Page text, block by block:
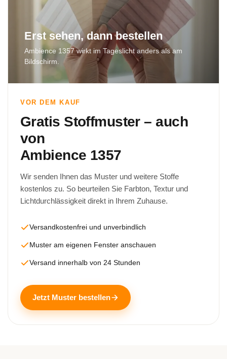
Erst sehen, dann bestellen
Ambience 1357 wirkt im Tageslicht anders als am
Bildschirm.
VOR DEM KAUF
Gratis Stoffmuster – auch
von
Ambience 1357
Wir senden Ihnen das Muster und weitere Stoffe
kostenlos zu. So beurteilen Sie Farbton, Textur und
Lichtdurchlässigkeit direkt in Ihrem Zuhause.
Versandkostenfrei und unverbindlich
Muster am eigenen Fenster anschauen
Versand innerhalb von 24 Stunden
Jetzt Muster bestellen